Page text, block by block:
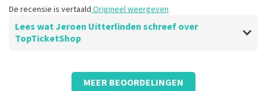
De recensie is vertaald Origineel weergeven
Lees wat Jeroen Uitterlinden schreef over
TopTicketShop
Beoordeling van Jeroen Uitterlinden overTopTicketShop
MEER BEOORDELINGEN